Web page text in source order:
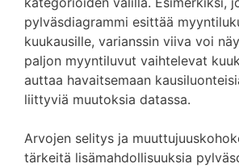
pylväsdiagrammi esittää
kuukausille, varianssin viiva voi
paljon myyntiluvut vaihtelevat
auttaa havaitsemaan
liittyviä muutoksia datassa.
Arvojen selitys ja
tärkeitä lisämahdollisuuksia